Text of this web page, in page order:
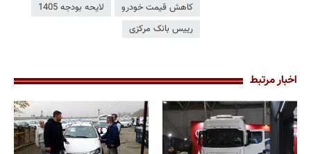
کاهش قیمت خودرو
لایحه بودجه 1405
رییس بانک مرکزی
اخبار مرتبط